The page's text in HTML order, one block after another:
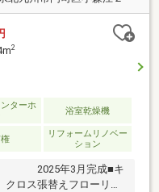
2
ターホ
浴室乾燥機
リフォームリノベー
ション
2025年3月完成■キ
張替えフローリン